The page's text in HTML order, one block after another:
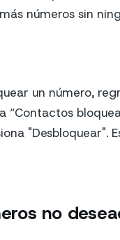
números sin
un número,
“Contactos
"Desbloquear".
no